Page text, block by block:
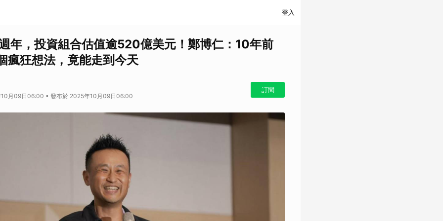
登入
年，投資組合估值逾520億美元！鄭博仁：10年前
瘋狂想法，竟能走到今天
月09日06:00 • 發布於 2025年10月09日06:00
訂閱